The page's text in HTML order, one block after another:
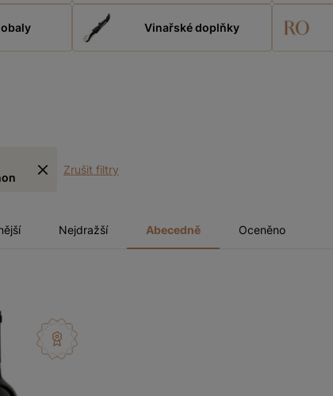
Vinařské doplňky
Zrušit filtry
Nejdražší Abecedně Oceněno